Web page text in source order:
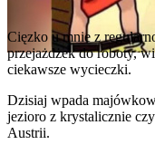
Cięzko u mnie z
przejażdżek do roboty,
ciekawsze wycieczki.
Dzisiaj wpada
jezioro z krystalicznie
Austrii.